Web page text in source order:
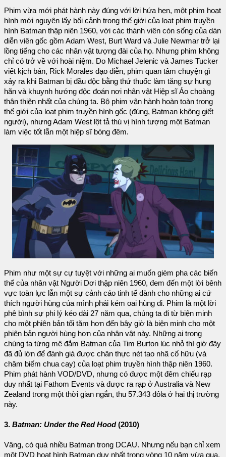
Phim vừa mới phát hành này đúng với lời hứa hẹn, một phim hoạt
hình mới nguyên lấy bối cảnh trong thế giới của loạt phim truyền
hình Batman thập niên 1960, với các thành viên còn sống của dàn
diễn viên gốc gồm Adam West, Burt Ward và Julie Newmar trở lại
lồng tiếng cho các nhân vật tượng đài của họ. Nhưng phim không
chỉ có trở về với hoài niệm. Do Michael Jelenic và James Tucker
viết kịch bản, Rick Morales đạo diễn, phim quan tâm chuyện gì
xảy ra khi Batman bị đầu độc bằng thứ thuốc làm tăng sự hung
hãn và khuynh hướng độc đoán nơi nhân vật Hiệp sĩ Áo choàng
thân thiện nhất của chúng ta. Bộ phim vận hành hoàn toàn trong
thế giới của loạt phim truyền hình gốc (đúng, Batman không giết
người), nhưng Adam West lột tả thú vị hình tượng một Batman
làm việc tốt lẫn một hiệp sĩ bóng đêm.
Phim như một sự cự tuyệt với những ai muốn gièm pha các biến
thể của nhân vật Người Dơi thập niên 1960, đem đến một lời bênh
vực toàn lực lẫn một sự cảnh cáo tinh tế dành cho những ai cứ
thích người hùng của mình phải kém oai hùng đi. Phim là một lời
phê bình sự phi lý kéo dài 27 năm qua, chúng ta đi từ biện minh
cho một phiên bản tối tăm hơn đến bây giờ là biện minh cho một
phiên bản người hùng hơn của nhân vật này. Những ai trong
chúng ta từng mê đắm Batman của Tim Burton lúc nhỏ thì giờ đây
đã đủ lớn để đánh giá được chân thực nét tao nhã cố hữu (và
châm biếm chua cay) của loạt phim truyền hình thập niên 1960.
Phim phát hành VOD/DVD, nhưng có được một đêm chiếu rạp
duy nhất tại Fathom Events và được ra rạp ở Australia và New
Zealand trong một thời gian ngắn, thu 57.343 đôla ở hai thị trường
này.
3. Batman: Under the Red Hood(2010)
Vâng, có quá nhiều Batman trong DCAU. Nhưng nếu bạn chỉ xem
một DVD hoạt hình Batman duy nhất trong vòng 10 năm vừa qua,